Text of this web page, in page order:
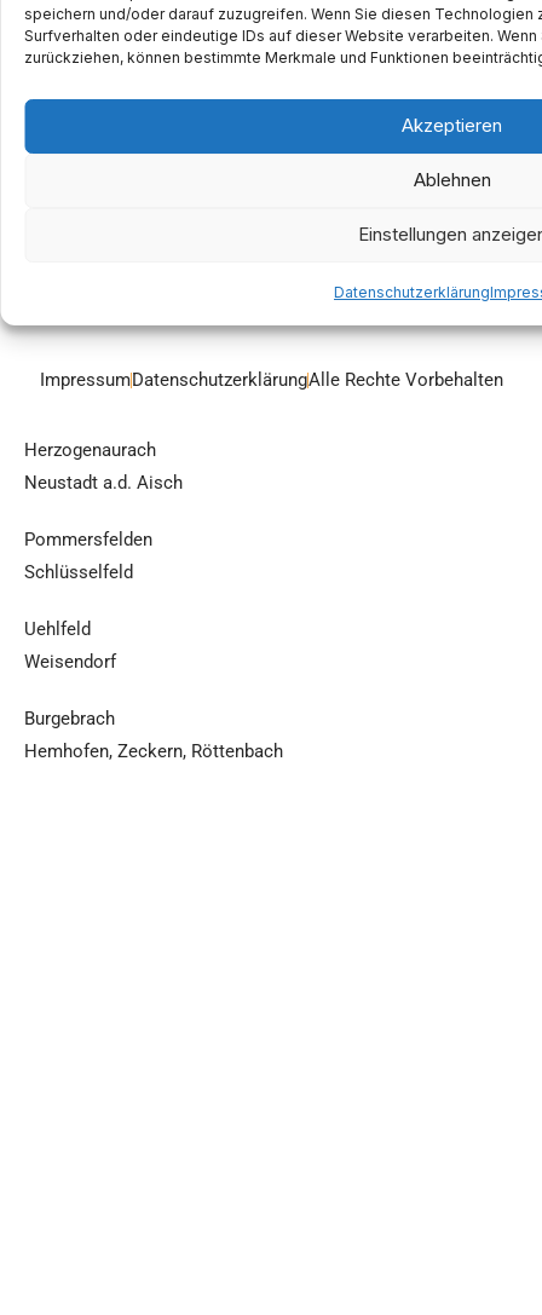
speichern und/oder darauf zuzugreifen. Wenn Sie diesen Technologien
Surfverhalten oder eindeutige IDs auf dieser Website verarbeiten.
zurückziehen, können bestimmte Merkmale und Funktionen
Akzeptieren
Ablehnen
Einstellungen
Datenschutzerklärung
ImpressumDatenschutzerklärungAlle Rechte Vorbehalten
Herzogenaurach
Neustadt a.d. Aisch
Pommersfelden
Schlüsselfeld
Uehlfeld
Weisendorf
Burgebrach
Hemhofen, Zeckern, Röttenbach